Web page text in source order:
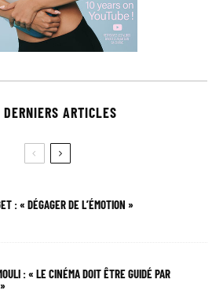
DERNIERS ARTICLES
: « DÉGAGER DE L’ÉMOTION »
: « LE CINÉMA DOIT ÊTRE GUIDÉ PAR